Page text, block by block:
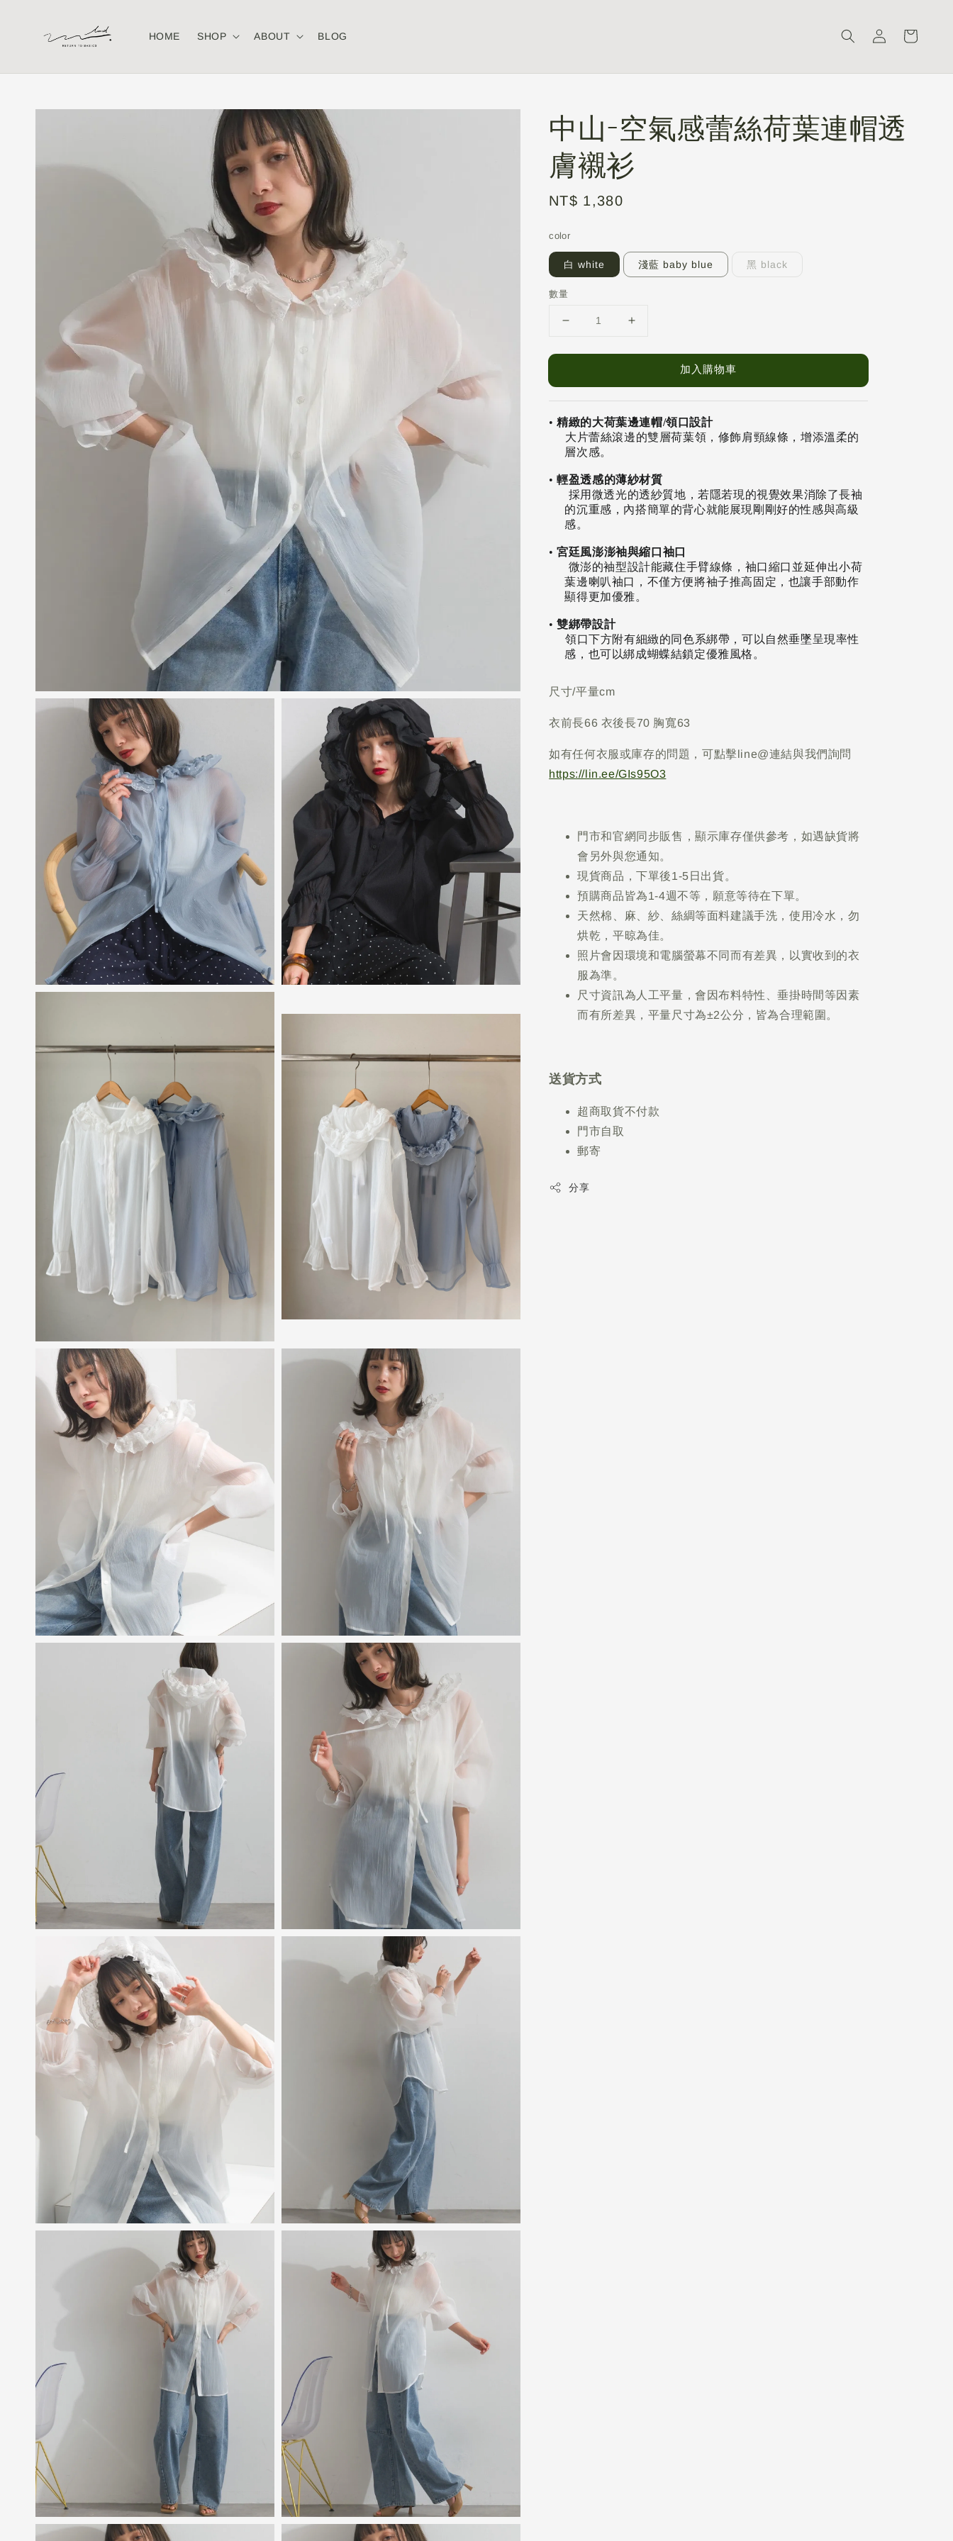
HOME SHOP ABOUT BLOG
中山-空氣感蕾絲荷葉連帽透
膚襯衫
Regular
NT$ 1,380
color
白 white 淺藍 baby blue 黑 black
數量
加入購物車
•精緻的大荷葉邊連帽/領口設計
大片蕾絲滾邊的雙層荷葉領， 修飾肩頸線條，增添溫柔的
層次感。
•輕盈透感的薄紗材質
採用微透光的透紗質地，若隱若現的視覺效果消除了長袖
的沉重感，內搭簡單的背心就能展現剛剛好的性感與高級
感。
•宮廷風澎澎袖與縮口袖口
微澎的袖型設計能藏住手臂線條，袖口縮口並延伸出小荷
葉邊喇叭袖口，不僅方便將袖子推高固定，也讓手部動作
顯得更加優雅。
•雙綁帶設計
領口下方附有細緻的同色系綁帶，可以自然垂墜呈現率性
感，也可以綁成蝴蝶結鎖定優雅風格。
尺寸/平量cm
衣前長66 衣後長70 胸寬63
如有任何衣服或庫存的問題，可點擊line@連結與我們詢問
https://lin.ee/GIs95O3
門市和官網同步販售，顯示庫存僅供參考，如遇缺貨將
會另外與您通知。
現貨商品，下單後1-5日出貨。
預購商品皆為1-4週不等，願意等待在下單。
天然棉、麻、紗、絲綢等面料建議手洗，使用冷水，勿
烘乾，平晾為佳。
照片會因環境和電腦螢幕不同而有差異，以實收到的衣
服為準。
尺寸資訊為人工平量，會因布料特性、垂掛時間等因素
而有所差異，平量尺寸為±2公分，皆為合理範圍。
送貨方式
超商取貨不付款
門市自取
郵寄
分享